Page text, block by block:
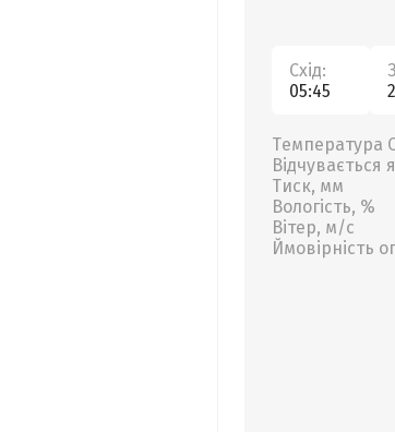
Схід:
05:45
Температура
Відчувається
Тиск, мм
Вологість, %
Вітер, м/с
Ймовірність